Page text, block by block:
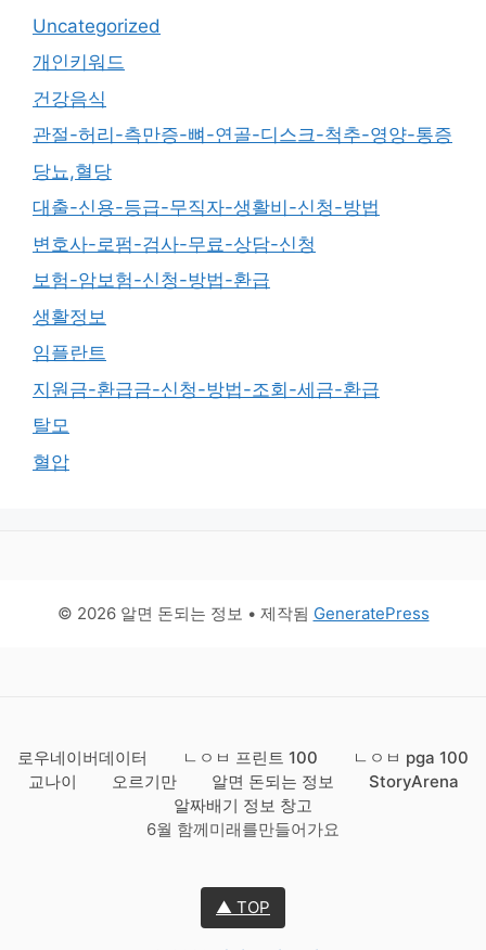
Uncategorized
개인키워드
건강음식
관절-허리-측만증-뼈-연골-디스크-척추-영양-통증
당뇨,혈당
대출-신용-등급-무직자-생활비-신청-방법
변호사-로펌-검사-무료-상담-신청
보험-암보험-신청-방법-환급
생활정보
임플란트
지원금-환급금-신청-방법-조회-세금-환급
탈모
혈압
© 2026 알면 돈되는 정보 • 제작됨 GeneratePress
로우네이버데이터 ㄴㅇㅂ 프린트 100
ㄴㅇㅂ pga 100
교나이
오르기만 알면 돈되는 정보
StoryArena
알짜배기 정보 창고
6월 함께미래를만들어가요
▲ TOP